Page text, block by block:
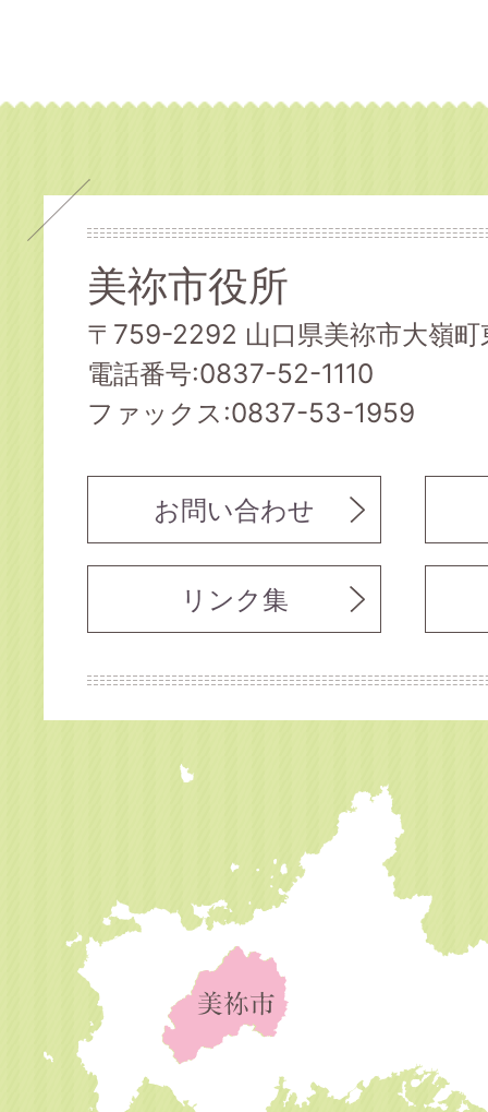
美祢市役所
〒759-2292 山口県美祢市大嶺
電話番号:0837-52-1110
ファックス:0837-53-1959
お問い合わせ
リンク集